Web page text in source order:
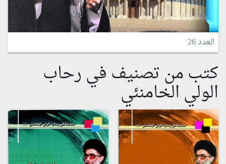
العدد 26
كتب من تصنيف في رحاب
الولي الخامنئي